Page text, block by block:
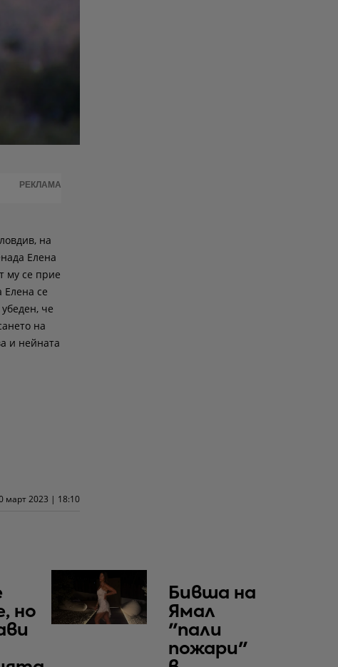
РЕКЛАМА
на
Елена
му се прие
Елена се
че
на
и нейната
март 2023 | 18:10
но
Бивша на
Ямал
"пали
пожари"